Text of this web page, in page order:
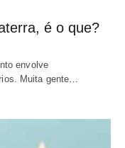
é o que?
envolve
Muita gente…